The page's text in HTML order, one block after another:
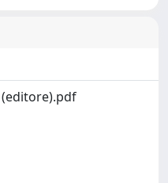
(editore).pdf